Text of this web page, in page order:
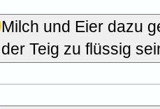
Milch und Eier dazu
der Teig zu flüssig